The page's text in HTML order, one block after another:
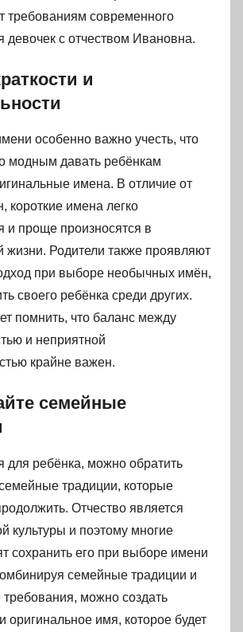
требованиям современного
девочек с отчеством Ивановна.
и
особенно важно учесть, что
модным давать ребёнкам
имена. В отличие от
короткие имена легко
и проще произносятся в
жизни. Родители также проявляют
при выборе необычных имён,
своего ребёнка среди других.
помнить, что баланс между
и неприятной
крайне важен.
семейные
для ребёнка, можно обратить
традиции, которые
Отчество является
культуры и поэтому многие
сохранить его при выборе имени
семейные традиции и
можно создать
оригинальное имя, которое будет